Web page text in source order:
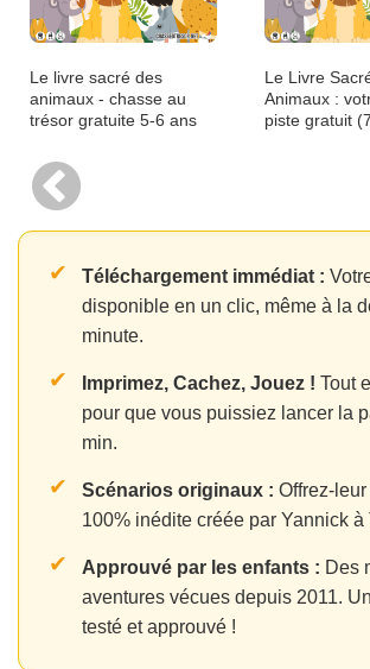
Le livre sacré des
animaux - chasse au
trésor gratuite 5-6 ans
Le Livre
Animaux :
piste gratuit
✔ Téléchargement immédiat :
disponible en un clic, même à la
minute.
✔ Imprimez, Cachez, Jouez ! Tout
pour que vous puissiez lancer la
min.
✔ Scénarios originaux : Offrez-
100% inédite créée par Yannick à
✔ Approuvé par les enfants : Des
aventures vécues depuis 2011.
testé et approuvé !